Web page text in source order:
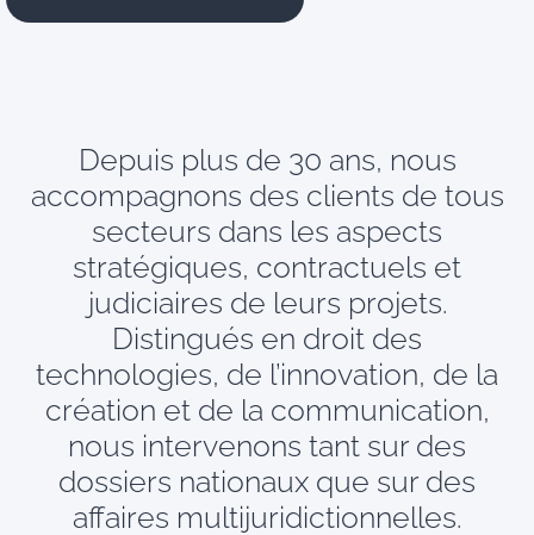
Depuis plus de 30 ans, nous
accompagnons des clients de tous
secteurs dans les aspects
stratégiques, contractuels et
judiciaires de leurs projets.
Distingués en droit des
technologies, de l’innovation, de la
création et de la communication,
nous intervenons tant sur des
dossiers nationaux que sur des
affaires multijuridictionnelles.